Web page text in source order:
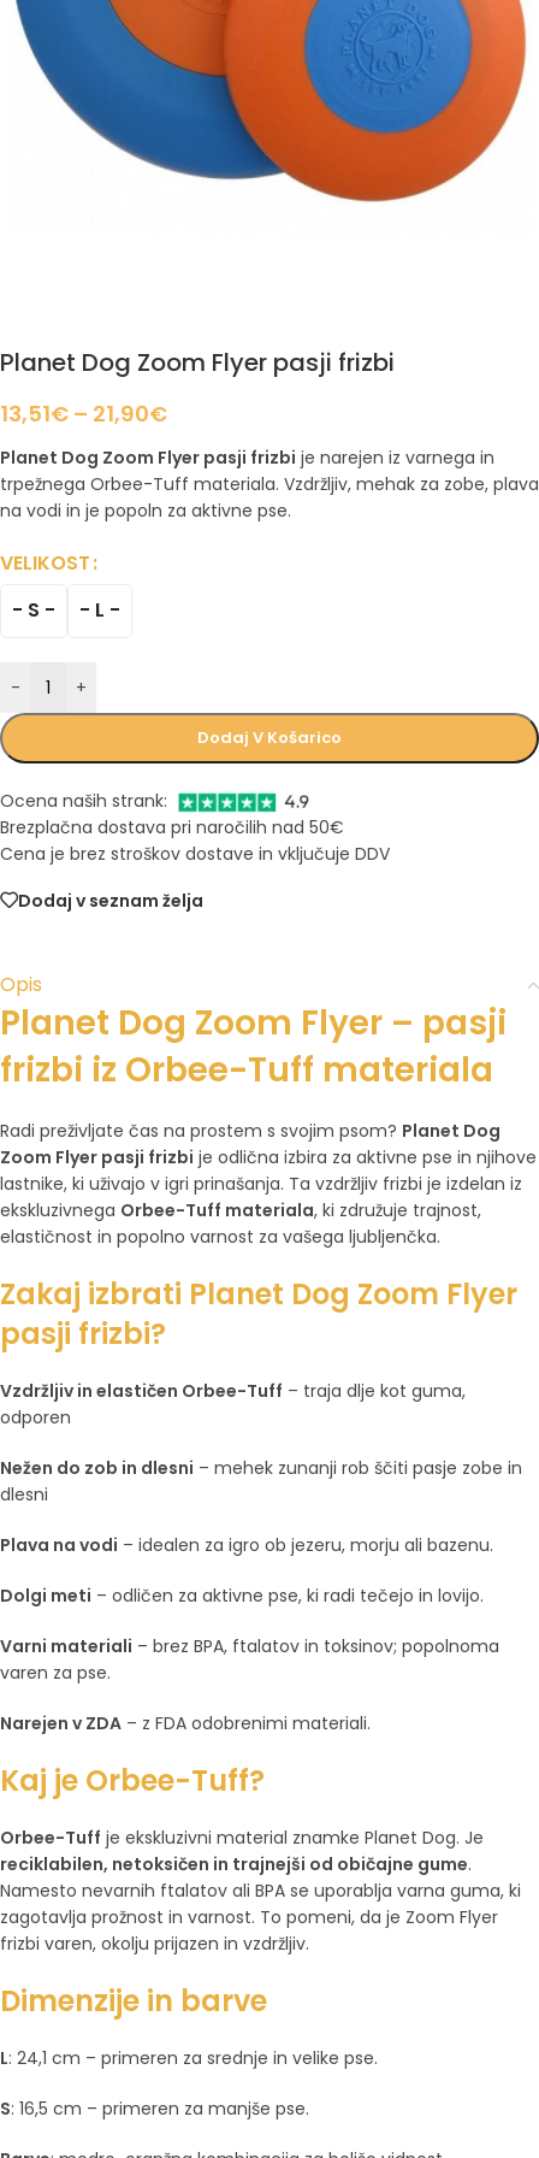
Planet Dog Zoom Flyer pasji frizbi
13,51€ – 21,90€
Planet Dog Zoom Flyer pasji frizbi je narejen iz varnega in
trpežnega Orbee-Tuff materiala. Vzdržljiv, mehak za zobe, plava
na vodi in je popoln za aktivne pse.
VELIKOST
- S -
- L -
- +
Dodaj V Košarico
Ocena naših strank:
Brezplačna dostava pri naročilih nad 50€
Cena je brez stroškov dostave in vključuje DDV
Dodaj v seznam želja
Opis
Planet Dog Zoom Flyer – pasji
frizbi iz Orbee-Tuff materiala
Radi preživljate čas na prostem s svojim psom? Planet Dog
Zoom Flyer pasji frizbi je odlična izbira za aktivne pse in njihove
lastnike, ki uživajo v igri prinašanja. Ta vzdržljiv frizbi je izdelan iz
ekskluzivnega Orbee-Tuff materiala, ki združuje trajnost,
elastičnost in popolno varnost za vašega ljubljenčka.
Zakaj izbrati Planet Dog Zoom Flyer
pasji frizbi?
Vzdržljiv in elastičen Orbee-Tuff – traja dlje kot guma,
odporen
Nežen do zob in dlesni – mehek zunanji rob ščiti pasje zobe in
dlesni
Plava na vodi – idealen za igro ob jezeru, morju ali bazenu.
Dolgi meti – odličen za aktivne pse, ki radi tečejo in lovijo.
Varni materiali – brez BPA, ftalatov in toksinov; popolnoma
varen za pse.
Narejen v ZDA – z FDA odobrenimi materiali.
Kaj je Orbee-Tuff?
Orbee-Tuff je ekskluzivni material znamke Planet Dog. Je
reciklabilen, netoksičen in trajnejši od običajne gume.
Namesto nevarnih ftalatov ali BPA se uporablja varna guma, ki
zagotavlja prožnost in varnost. To pomeni, da je Zoom Flyer
frizbi varen, okolju prijazen in vzdržljiv.
Dimenzije in barve
L: 24,1 cm – primeren za srednje in velike pse.
S: 16,5 cm – primeren za manjše pse.